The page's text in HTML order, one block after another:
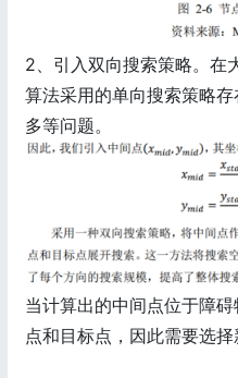
2、引入双向搜索策略。在
算法采用的单向搜索策略
多等问题。
当计算出的中间点位于障
点和目标点，因此需要选